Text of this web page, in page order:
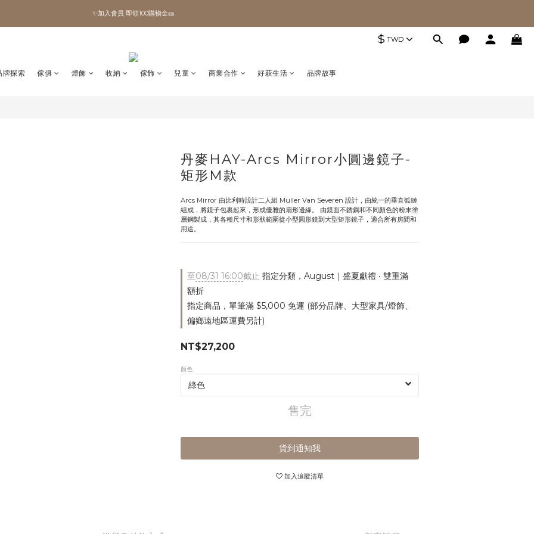
✨加入會員 即領100購物金🎫
✨加入會員 即領100購物金🎫
$ TWD
牌探索 傢俱 燈飾 收納 傢飾 兒童 商業合作 好萩生活 品牌故事
丹麥HAY-Arcs Mirror小圓邊鏡子-
矩形M款
Arcs Mirror 由比利時設計二人組 Muller Van Severen 設計，由統一的垂直弧鏈
組成，將鏡子包裹起來，形成優雅的扇形邊緣。 由鏡面不銹鋼和不同顏色的粉末塗
層鋼製成，其各種尺寸和形狀範圍從小型圓形鏡到大型矩形鏡子，適合所有房間和
用途。
至08/31 16:00截止 指定分類，August｜盛夏獻禮 ‧ 雙重滿
額折
指定商品，單筆滿 $5,000 免運 (部分品牌、大型家具/燈飾、
偏鄉遠地區運費另計)
NT$27,200
顏色
售完
貨到通知我
加入追蹤清單